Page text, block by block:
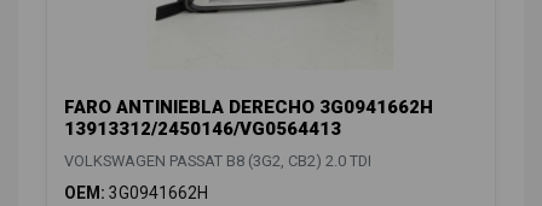
FARO ANTINIEBLA DERECHO 3G0941662H
13913312/2450146/VG0564413
VOLKSWAGEN PASSAT B8 (3G2, CB2) 2.0 TDI
OEM: 3G0941662H